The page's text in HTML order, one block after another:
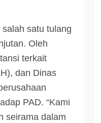
satu tulang
Oleh
terkait
dan Dinas
PAD. “Kami
seirama dalam
HEADLINE
Pemkab Katingan
Bersih, Insentif